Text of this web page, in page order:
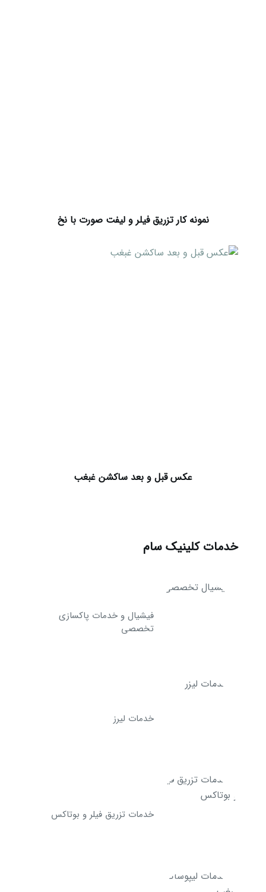
نمونه کار تزریق فیلر و لیفت صورت با نخ
عکس قبل و بعد ساکشن غبغب
خدمات کلینیک سام
فیشیال و خدمات پاکسازی
تخصصی
خدمات لیرز
خدمات تزریق فیلر و بوتاکس